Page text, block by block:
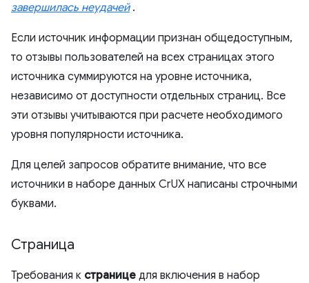
завершилась неудачей.
Если источник информации признан общедоступным,
то отзывы пользователей на всех страницах этого
источника суммируются на уровне источника,
независимо от доступности отдельных страниц. Все
эти отзывы учитываются при расчете необходимого
уровня популярности источника.
Для целей запросов обратите внимание, что все
источники в наборе данных CrUX написаны строчными
буквами.
Страница
Требования к странице для включения в набор